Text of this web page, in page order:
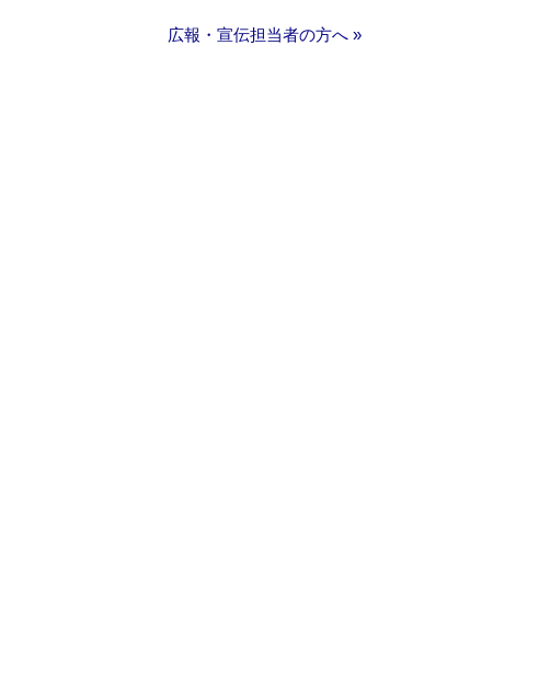
広報・宣伝担当者の方へ »